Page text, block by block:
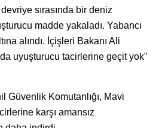
sırasında bir deniz
madde yakaladı. Yabancı
alındı. İçişleri Bakanı Ali
uyuşturucu tacirlerine geçit yok"
Güvenlik Komutanlığı, Mavi
karşı amansız